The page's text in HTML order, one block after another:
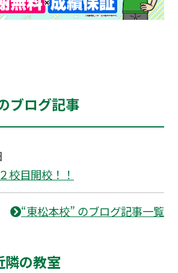
ブログ記事
校目開校！！
“東松本校” のブログ記事一覧
隣の教室